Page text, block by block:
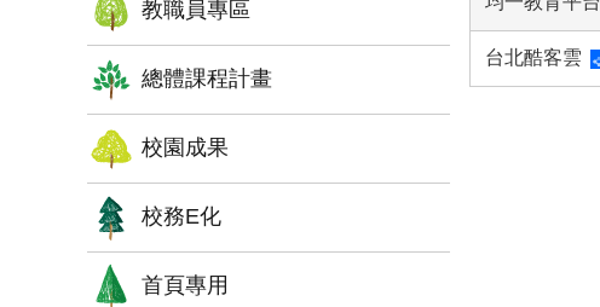
教職員專區
總體課程計畫
校園成果
校務E化
首頁專用
台北酷客雲